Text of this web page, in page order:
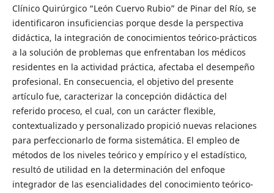
Clínico Quirúrgico “León Cuervo Rubio” de Pinar del Río, se
identificaron insuficiencias porque desde la perspectiva
didáctica, la integración de conocimientos teórico-prácticos
a la solución de problemas que enfrentaban los médicos
residentes en la actividad práctica, afectaba el desempeño
profesional. En consecuencia, el objetivo del presente
artículo fue, caracterizar la concepción didáctica del
referido proceso, el cual, con un carácter flexible,
contextualizado y personalizado propició nuevas relaciones
para perfeccionarlo de forma sistemática. El empleo de
métodos de los niveles teórico y empírico y el estadístico,
resultó de utilidad en la determinación del enfoque
integrador de las esencialidades del conocimiento teórico-